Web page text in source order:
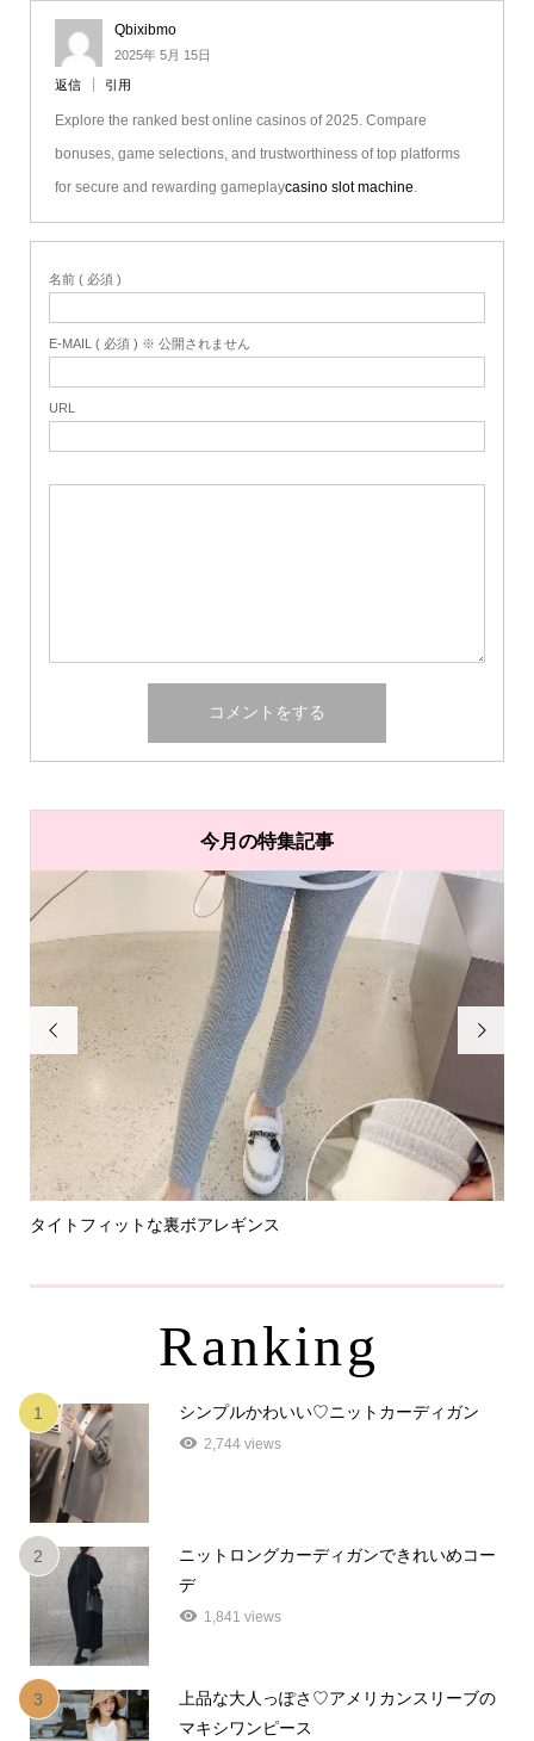
Qbixibmo
2025年 5月 15日
返信 引用
Explore the ranked best online casinos of 2025. Compare
bonuses, game selections, and trustworthiness of top platforms
for secure and rewarding gameplaycasino slot machine.
名前 ( 必須 )
E-MAIL ( 必須 ) ※ 公開されません
URL
今月の特集記事

タイトフィットな裏ボアレギンス

Ranking
1 シンプルかわいい♡ニットカーディガン
2,744 views
2
ニットロングカーディガンできれいめコー
デ
1,841 views
3
上品な大人っぽさ♡アメリカンスリーブの
マキシワンピース